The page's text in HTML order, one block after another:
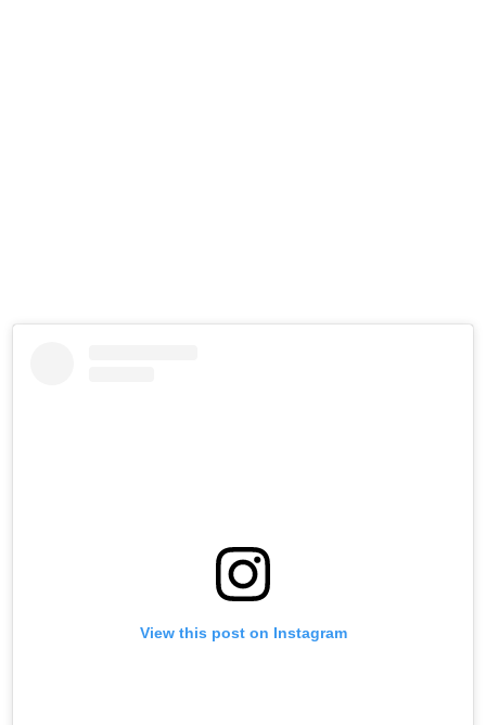
View this post on Instagram